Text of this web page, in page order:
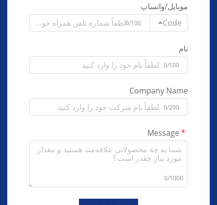
موبایل/واتساپ
Code
0/100
نام
0/100
Company Name
0/200
0/1000